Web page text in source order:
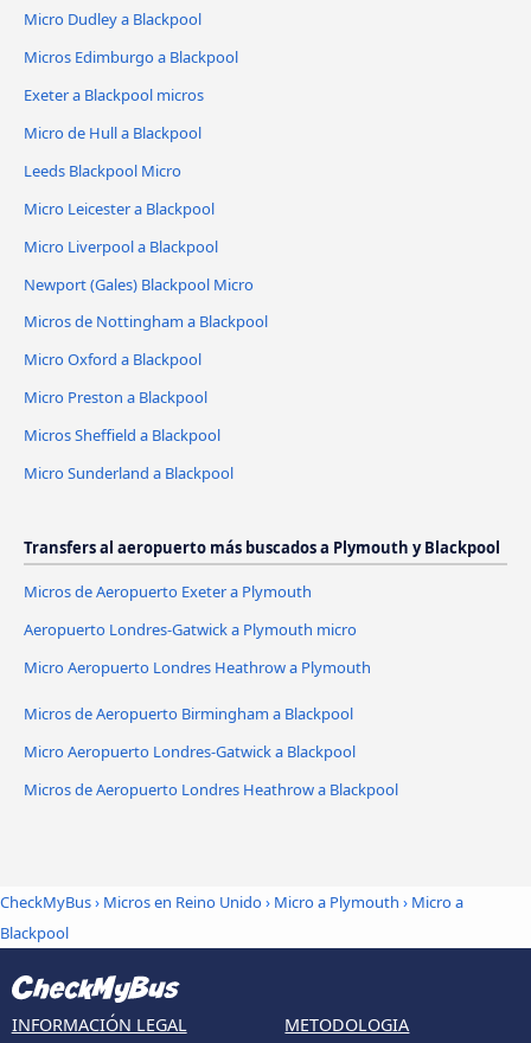
Micro Dudley a Blackpool
Micros Edimburgo a Blackpool
Exeter a Blackpool micros
Micro de Hull a Blackpool
Leeds Blackpool Micro
Micro Leicester a Blackpool
Micro Liverpool a Blackpool
Newport (Gales) Blackpool Micro
Micros de Nottingham a Blackpool
Micro Oxford a Blackpool
Micro Preston a Blackpool
Micros Sheffield a Blackpool
Micro Sunderland a Blackpool
Transfers al aeropuerto más buscados a Plymouth y Blackpool
Micros de Aeropuerto Exeter a Plymouth
Aeropuerto Londres-Gatwick a Plymouth micro
Micro Aeropuerto Londres Heathrow a Plymouth
Micros de Aeropuerto Birmingham a Blackpool
Micro Aeropuerto Londres-Gatwick a Blackpool
Micros de Aeropuerto Londres Heathrow a Blackpool
CheckMyBus› Micros en Reino Unido› Micro a Plymouth › Micro a
Blackpool
INFORMACIÓN LEGAL METODOLOGIA